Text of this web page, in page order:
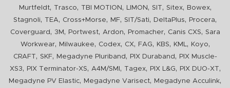
Murtfeldt, Trasco, TBI MOTION , LIMON , SIT, Sitex, Bowex,
Stagnoli, TEA, Cross+Morse, MF, SIT/Sati, DeltaPlus, Procera,
Coverguard , 3M , Portwest, Ardon, Promacher, Canis CXS, Sara
Workwear, Milwaukee, Codex, CX, FAG, KBS, KML, Koyo,
CRAFT, SKF, Megadyne Pluriband , PIX Duraband ,
PIX Muscle-
XS3, PIX Terminator-XS, A4M/SMI , Tagex, PIX L&G, PIX DUO-XT,
Megadyne PV Elastic, Megadyne Varisect, Megadyne Acculink,